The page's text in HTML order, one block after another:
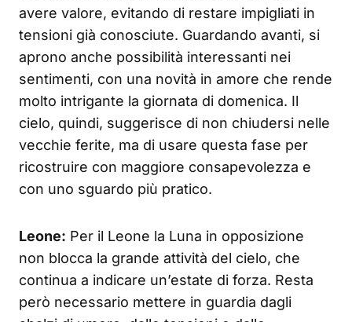
avere valore, evitando di restare impigliati in
tensioni già conosciute. Guardando avanti, si
aprono anche possibilità interessanti nei
sentimenti, con una novità in amore che rende
molto intrigante la giornata di domenica. Il
cielo, quindi, suggerisce di non chiudersi nelle
vecchie ferite, ma di usare questa fase per
ricostruire con maggiore consapevolezza e
con uno sguardo più pratico.
Leone: Per il Leone la Luna in opposizione
non blocca la grande attività del cielo, che
continua a indicare un’estate di forza. Resta
però necessario mettere in guardia dagli